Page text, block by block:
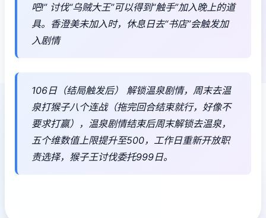
吧!” 讨伐“乌贼大王”可以得到“触手”加入晚上的道
具。香澄美未加入时，休息日去“书店”会触发加
入剧情
106日（结局触发后） 解锁温泉剧情，周末去温
泉打猴子八个连战（拖完回合结束就行，好像不
要求打赢），温泉剧情结束后周末解锁去温泉，
五个维数值上限提升至500，工作日重新开放职
责选择，猴子王讨伐委托999日。